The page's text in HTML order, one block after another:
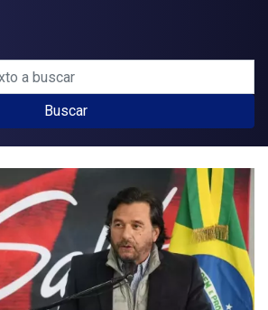
Buscar